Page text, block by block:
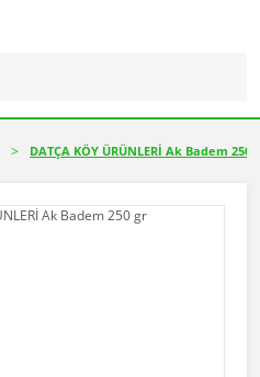
DATÇA KÖY ÜRÜNLERİ Ak Badem 250